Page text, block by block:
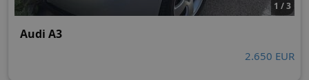
1 / 3
Audi A3
2.650 EUR